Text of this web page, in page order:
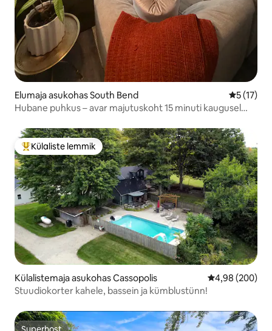
Elumaja asukohas South Bend
5 (17)
Hubane puhkus – avar majutuskoht 15 minuti kaugusel
Külaliste suur lemmik
Külaliste lemmik
Külalistemaja asukohas Cassopolis Keskmine
4,98 (200)
Stuudiokorter kahele, bassein ja kümblustünn!